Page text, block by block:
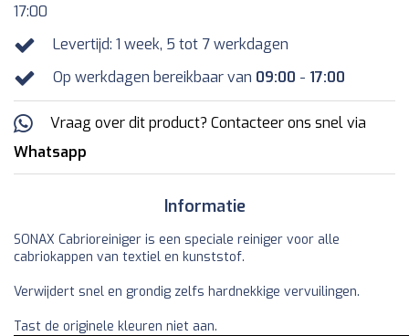
17:00
Levertijd: 1 week, 5 tot 7 werkdagen
Op werkdagen bereikbaar van 09:00 - 17:00
Vraag over dit product? Contacteer ons snel via
Whatsapp
Informatie
SONAX Cabrioreiniger is een speciale reiniger voor alle
cabriokappen van textiel en kunststof.
Verwijdert snel en grondig zelfs hardnekkige vervuilingen.
Tast de originele kleuren niet aan.